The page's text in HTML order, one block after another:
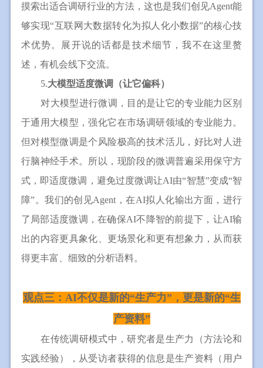
摸索出适合调研行业的方法，这也是我们创见Agent能
够实现“互联网大数据转化为拟人化小数据”的核心技
术优势。展开说的话都是技术细节，我不在这里赘
述，有机会线下交流。
5.大模型适度微调（让它偏科）
对大模型进行微调，目的是让它的专业能力区别
于通用大模型，强化它在市场调研领域的专业能力。
但对模型微调是个风险极高的技术活儿，好比对人进
行脑神经手术。所以，现阶段的微调普遍采用保守方
式，即适度微调，避免过度微调让AI由“智慧”变成“智
障”。我们的创见Agent，在AI拟人化输出方面，进行
了局部适度微调，在确保AI不降智的前提下，让AI输
出的内容更具象化、更场景化和更有想象力，从而获
得更丰富、细致的分析语料。
观点三：AI不仅是新的“生产力”，更是新的“生
产资料”
在传统调研模式中，研究者是生产力（方法论和
实践经验），从受访者获得的信息是生产资料（用户